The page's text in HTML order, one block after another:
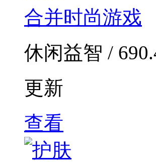
合并时尚游戏
休闲益智 /
更新
查看